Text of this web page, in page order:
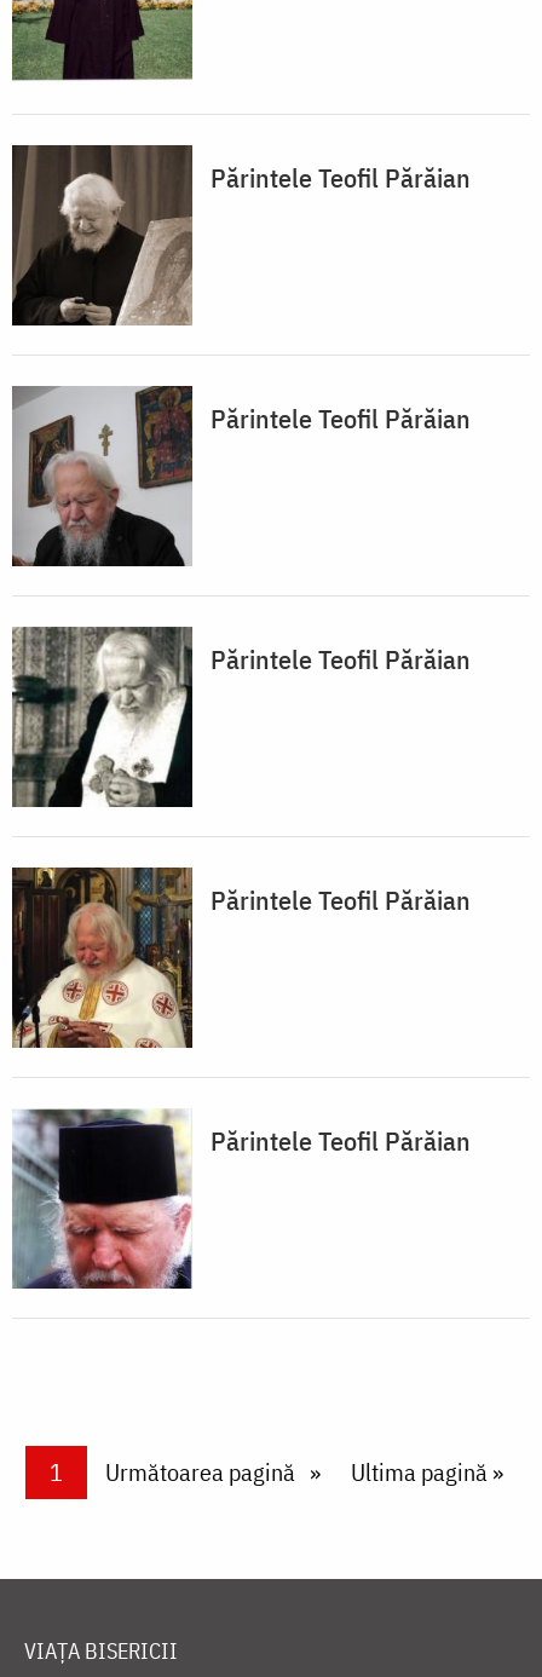
Părintele Teofil Părăian
Părintele Teofil Părăian
Părintele Teofil Părăian
Părintele Teofil Părăian
Părintele Teofil Părăian
PaginareCurrent page
1 Next page
Următoarea pagină Last page
Ultima pagină »
VIAȚA BISERICII